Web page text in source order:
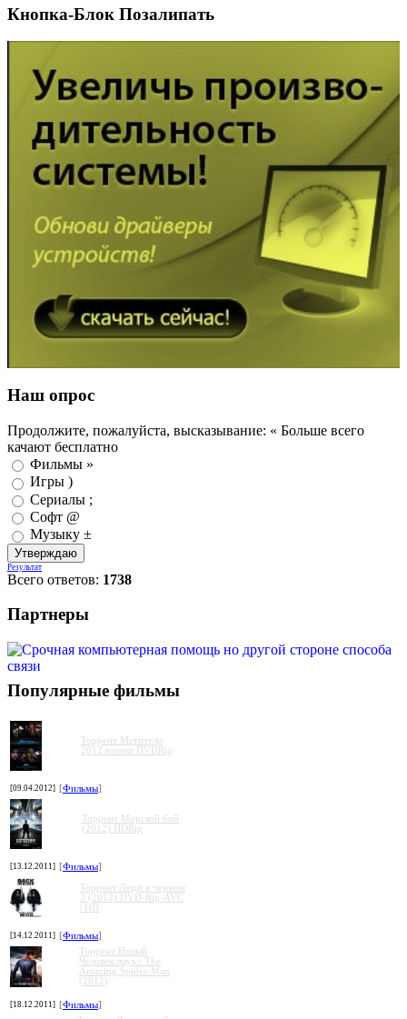
Кнопка-Блок Позалипать
Наш опрос
Продолжите, пожалуйста, высказывание: « Больше всего
качают бесплатно
Фильмы »
Игры )
Сериалы ;
Софт @
Музыку ±
Результат
Всего ответов: 1738
Партнеры
Популярные фильмы
Торрент Мстители
2012 torrent DVDRip
[09.04.2012] [Фильмы]
Торрент Морской бой
(2012) HDRip
[13.12.2011] [Фильмы]
Торрент Люди в черном
3 (2012) DVD-Rip-AVC
| HD
[14.12.2011] [Фильмы]
Торрент Новый
Человек-паук / The
Amazing Spider-Man
(2012)
[18.12.2011] [Фильмы]